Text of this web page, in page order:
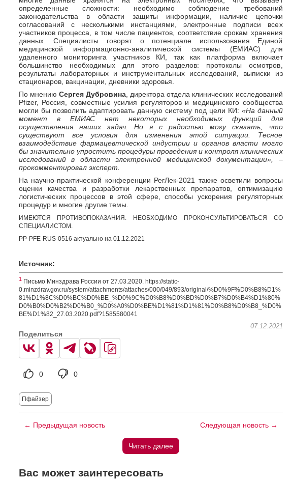
определенные сложности: необходимо соблюдение требований
законодательства в области защиты информации, наличие цепочки
согласований с несколькими инстанциями, электронные подписи всех
участников процесса, в том числе пациентов, соответствие срокам хранения
данных. Специалисты говорят о потенциале использования Единой
медицинской информационно-аналитической системы (ЕМИАС) для
удаленного мониторинга участников КИ, так как платформа включает
большинство необходимых для этого разделов: протоколы осмотров,
результаты лабораторных и инструментальных исследований, выписки из
стационаров, вакцинации, дневники здоровья.
По мнению Сергея Дубровина, директора отдела клинических исследований
Pfizer, Россия, совместные усилия регуляторов и медицинского сообщества
могли бы позволить адаптировать данную систему под цели КИ: «На данный
момент в ЕМИАС нет некоторых необходимых функций для
осуществления наших задач. Но я с радостью могу сказать, что
существуют все условия для изменения этой ситуации. Тесное
взаимодействие фармацевтической индустрии и органов власти могло
бы значительно упростить процедуры проведения и контроля клинических
исследований в области электронной медицинской документации», –
прокомментировал эксперт.
На научно-практической конференции РегЛек-2021 также осветили вопросы
оценки качества и разработки лекарственных препаратов, оптимизацию
логистических процессов в этой сфере, способы ускорения регуляторных
процедур и многие другие темы.
ИМЕЮТСЯ ПРОТИВОПОКАЗАНИЯ. НЕОБХОДИМО ПРОКОНСУЛЬТИРОВАТЬСЯ СО
СПЕЦИАЛИСТОМ.
PP-PFE-RUS-0516 актуально на 01.12.2021
Источник:
1Письмо Минздрава России от 27.03.2020. https://static-
0.minzdrav.gov.ru/system/attachments/attaches/000/049/893/original/%D0%9F%D0%B8%D1%
81%D1%8C%D0%BC%D0%BE_%D0%9C%D0%B8%D0%BD%D0%B7%D0%B4%D1%80%
D0%B0%D0%B2%D0%B0_%D0%A0%D0%BE%D1%81%D1%81%D0%B8%D0%B8_%D0%
BE%D1%82_27.03.2020.pdf?1585580041
07.12.2021
Поделиться
0 0
Пфайзер
← Предыдущая новость Следующая новость →
Читать далее
Вас может заинтересовать